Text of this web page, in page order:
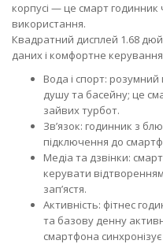
корпусі — це смарт
використання.
Квадратний дисплей 1.68
даних і комфортне
Вода і спорт:
душу та басейну; це
зайвих турбот.
Зв’язок: годинник з
підключення до
Медіа та дзвінки:
керувати
зап’ястя.
Активність: фітнес
та базову денну
смартфона синхронізує